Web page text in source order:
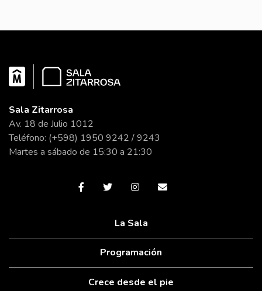
Sala Zitarrosa
Av. 18 de Julio 1012
Teléfono: (+598) 1950 9242 / 9243
Martes a sábado de 15:30 a 21:30
La Sala
Programación
Crece desde el pie